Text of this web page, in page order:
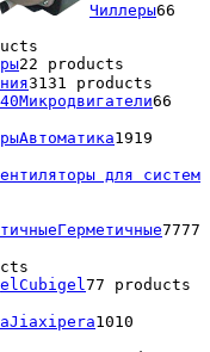
Чиллеры66
22 products
3131 products
Микродвигатели66
Автоматика1919
для систем
Герметичные7777
Cubigel77 products
Jiaxipera1010